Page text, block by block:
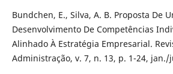
Bundchen, E., Silva, A. B. Proposta De
Desenvolvimento De Competências
Alinhado À Estratégia Empresarial.
Administração, v. 7, n. 13, p. 1-24, jan./